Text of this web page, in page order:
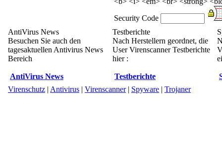
Security Code
AntiVirus News
Besuchen Sie auch den
tagesaktuellen Antivirus News
Bereich
AntiVirus News
Testberichte
Nach Herstellern geordnet, die
User Virenscanner Testberichte
hier :
Testberichte
Virenschutz | Antivirus | Virenscanner| Spyware | Trojaner